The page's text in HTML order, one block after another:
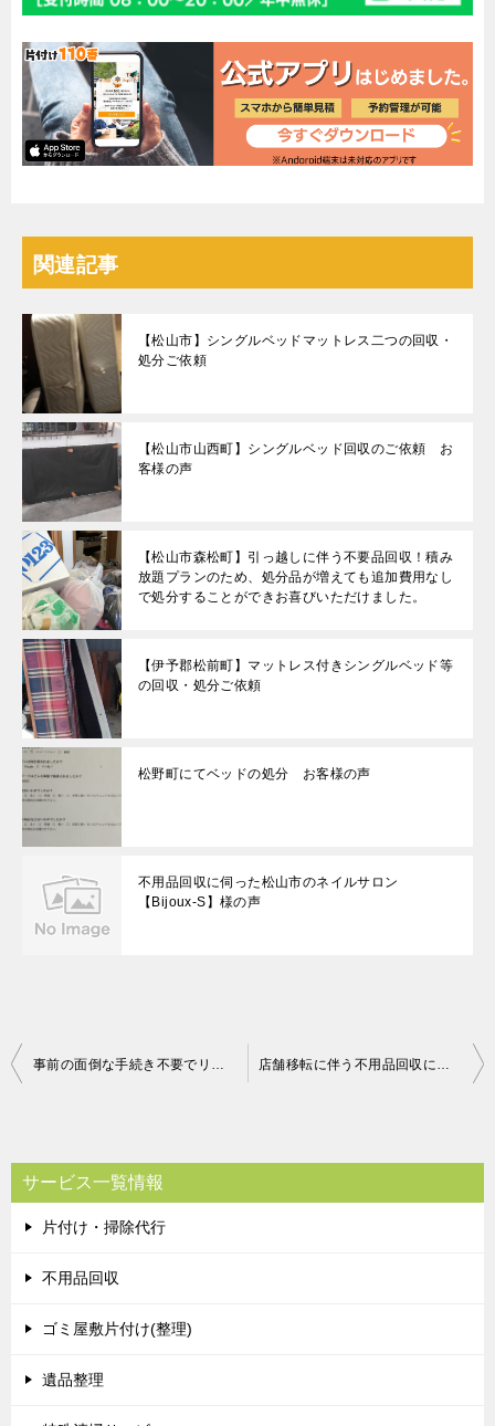
関連記事
【松山市】シングルベッドマットレス二つの回収・
処分ご依頼
【松山市山西町】シングルベッド回収のご依頼 お
客様の声
【松山市森松町】引っ越しに伴う不要品回収！積み
放題プランのため、処分品が増えても追加費用なし
で処分することができお喜びいただけました。
【伊予郡松前町】マットレス付きシングルベッド等
の回収・処分ご依頼
松野町にてベッドの処分 お客様の声
不用品回収に伺った松山市のネイルサロン
【Bijoux-S】様の声
投
ビ
ゲ
ー
シ
サービス一覧情報
片付け・掃除代行
不用品回収
ゴミ屋敷片付け(整理)
遺品整理